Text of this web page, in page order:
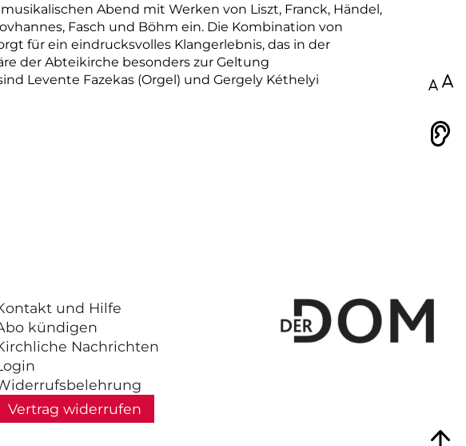
Abend mit Werken von Liszt, Franck, Händel,
Fasch und Böhm ein. Die Kombination von
für ein eindrucksvolles Klangerlebnis, das in der
der Abteikirche besonders zur Geltung
Levente Fazekas (Orgel) und Gergely Kéthelyi
und Hilfe
kündigen
Nachrichten
Vertrag widerrufen